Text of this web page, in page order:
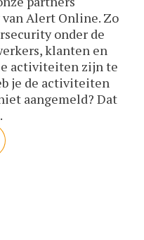
Alert Online. Zo
onder de
klanten en
activiteiten zijn te
je de activiteiten
aangemeld? Dat